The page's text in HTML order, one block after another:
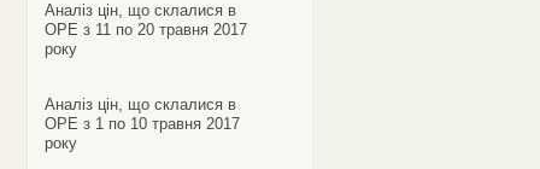
Аналіз цін, що склалися в
ОРЕ з 11 по 20 травня 2017
року
Аналіз цін, що склалися в
ОРЕ з 1 по 10 травня 2017
року